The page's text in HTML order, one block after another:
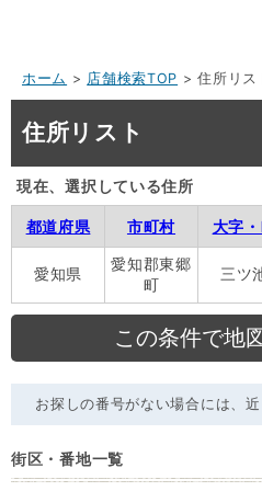
ホーム > 店舗検索TOP > 住所リス
住所リスト
現在、選択している住所
都道府県 市町村 大字
愛知県
愛知郡東郷
町
三ツ
お探しの番号がない場合には、
街区・番地一覧